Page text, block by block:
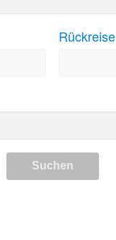
Rückreise
Suchen